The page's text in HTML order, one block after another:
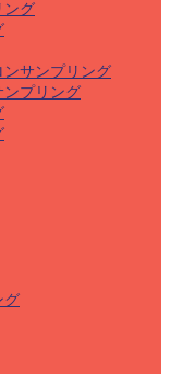
ング
サンプリング
ンプリング
グ